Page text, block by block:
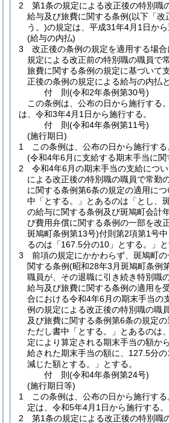
2
第1条の規定による改正後の特別職
給与及び旅費に関する条例(以下「改
う。)の規定は、平成31年4月1日から
(給与の内払)
3
改正後の条例の規定を適用する場
規定による改正前の特別職の職員で
旅費に関する条例の規定に基づいて
正後の条例の規定による給与の内払
付 則(令和2年条例第30号)
この条例は、公布の日から施行する。
は、令和3年4月1日から施行する。
付 則(令和4年条例第11号)
(施行期日)
1
この条例は、公布の日から施行する
(令和4年6月に支給する期末手当に関
2
令和4年6月の期末手当の支給につ
による改正後の特別職の職員で常勤
に関する条例第6条の規定の適用に
中「とする。」とあるのは「とし、
の給与に関する条例及び斑鳩町会計
び費用弁償に関する条例の一部を改
斑鳩町条例第13号)付則第2項第1号
るのは「167.5分の10」とする。」と
3
前項の規定にかかわらず、斑鳩町
関する条例(昭和28年3月斑鳩町条例
職員が、その退職に引き続き特別職
給与及び旅費に関する条例の適用を
合における令和4年6月の期末手当の
例の規定による改正後の特別職の職
及び旅費に関する条例第6条の規定
ただし書中「とする。」とあるのは
定により算定される期末手当の額か
給された期末手当の額に、127.5分
減じた額とする。」とする。
付 則(令和4年条例第24号)
(施行期日等)
1
この条例は、公布の日から施行する
定は、令和5年4月1日から施行する。
2
第1条の規定による改正後の特別職